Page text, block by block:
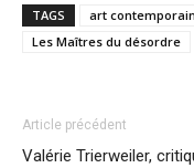
TAGS art contemporain
Les Maîtres du désordre
Article précédent
Valérie Trierweiler,